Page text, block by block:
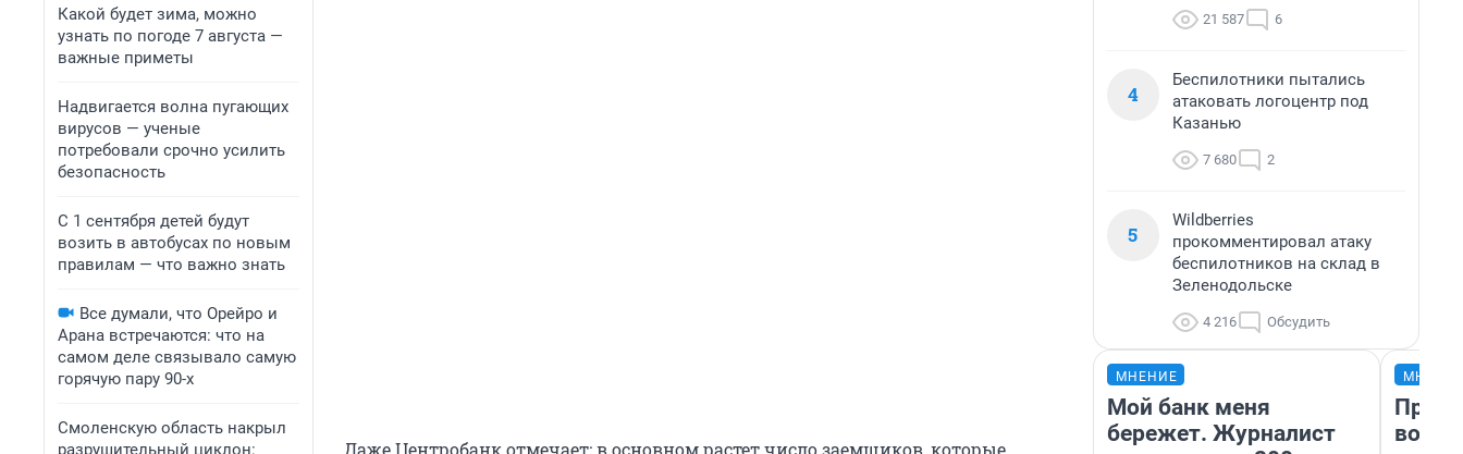
Какой будет зима, можно
узнать по погоде 7 августа —
важные приметы
Надвигается волна пугающих
вирусов — ученые
потребовали срочно усилить
безопасность
С 1 сентября детей будут
возить в автобусах по новым
правилам — что важно знать
Все думали, что Орейро и
Арана встречаются: что на
самом деле связывало самую
горячую пару 90-х
Смоленскую область накрыл
разрушительный циклон:
Даже Центробанк отмечает: в основном растет число заемщиков, которые
21 587 6
4
Беспилотники пытались
атаковать логоцентр под
Казанью
7 680 2
5
Wildberries
прокомментировал атаку
беспилотников на склад в
Зеленодольске
4 216 Обсудить
МНЕНИЕ
Мой банк меня
бережет. Журналист